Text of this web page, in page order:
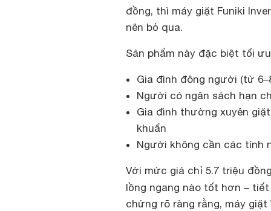
đồng, thì máy giặt Funiki
nên bỏ qua.
Sản phẩm này đặc biệt tối
Gia đình đông người (từ
Người có ngân sách hạn
Gia đình thường xuyên
khuẩn
Người không cần các tính
Với mức giá chỉ 5.7 triệu
lồng ngang nào tốt hơn –
chứng rõ ràng rằng, máy